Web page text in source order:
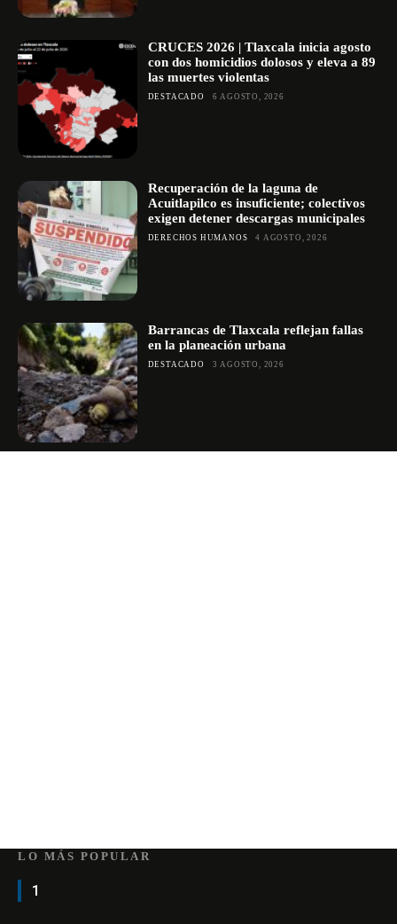
CRUCES 2026 | Tlaxcala inicia agosto
con dos homicidios dolosos y eleva a 89
las muertes violentas
DESTACADO 6 AGOSTO, 2026
Recuperación de la laguna de
Acuitlapilco es insuficiente; colectivos
exigen detener descargas municipales
DERECHOS HUMANOS 4 AGOSTO, 2026
Barrancas de Tlaxcala reflejan fallas
en la planeación urbana
DESTACADO 3 AGOSTO, 2026
LO MÁS POPULAR
1